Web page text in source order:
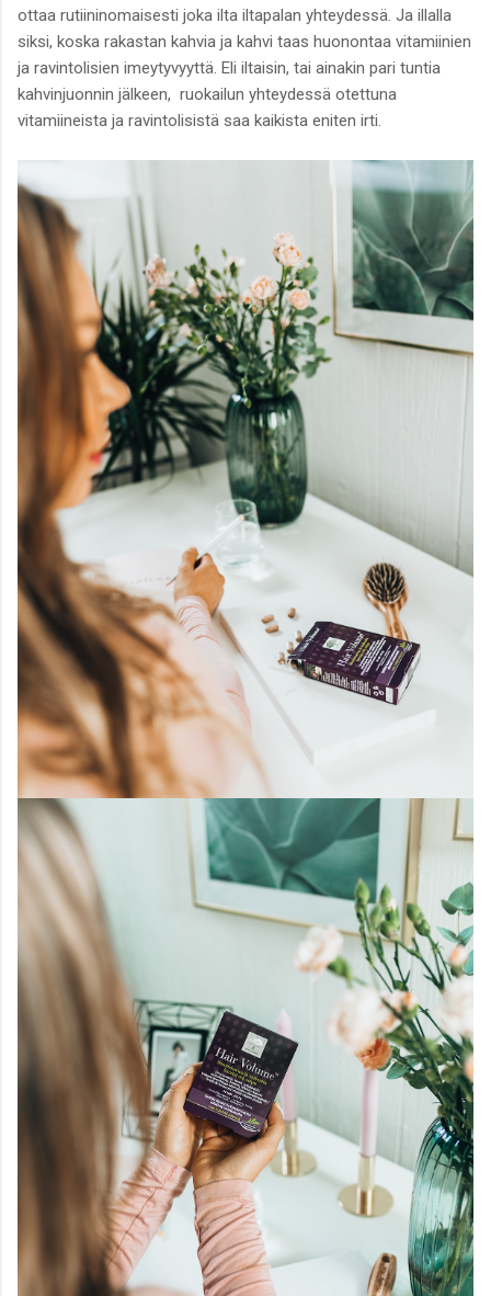
ottaa rutiininomaisesti joka ilta iltapalan yhteydessä. Ja illalla
siksi, koska rakastan kahvia ja kahvi taas huonontaa vitamiinien
ja ravintolisien imeytyvyyttä. Eli iltaisin, tai ainakin pari tuntia
kahvinjuonnin jälkeen, ruokailun yhteydessä otettuna
vitamiineista ja ravintolisistä saa kaikista eniten irti.